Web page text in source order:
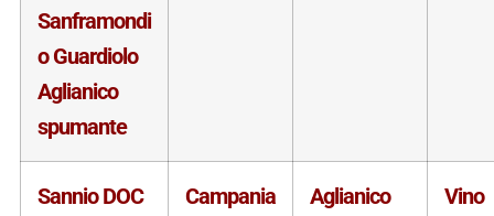
Sanframondi
o Guardiolo
Aglianico
spumante
Sannio DOC
Campania Aglianico
Vino